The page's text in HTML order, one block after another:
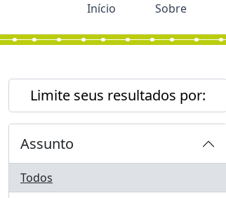
Início Sobre
Limite seus resultados por:
Assunto
Todos